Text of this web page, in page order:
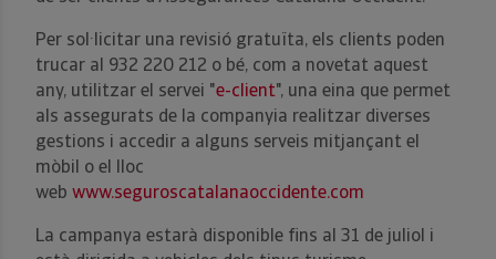
Per sol·licitar una revisió gratuïta, els clients poden
trucar al 932 220 212 o bé, com a novetat aquest
any, utilitzar el servei "e-client", una eina que permet
als assegurats de la companyia realitzar diverses
gestions i accedir a alguns serveis mitjançant el
mòbil o el lloc
web www.seguroscatalanaoccidente.com
La campanya estarà disponible fins al 31 de juliol i